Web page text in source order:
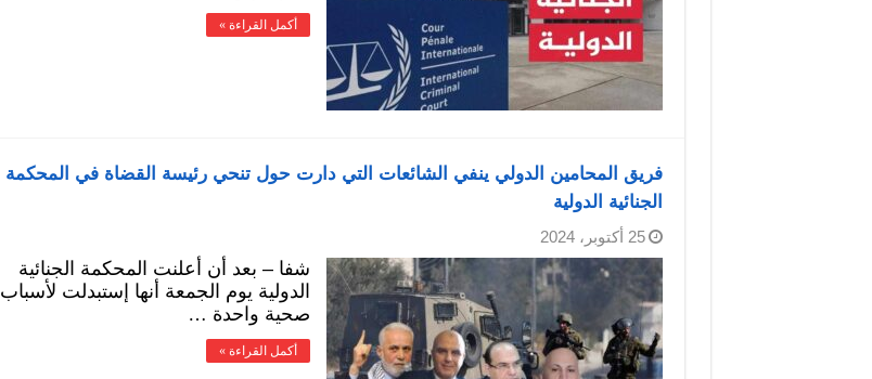
أكمل القراءة »
فريق المحامين الدولي ينفي الشائعات التي دارت حول تنحي رئيسة القضاة في المحكمة
الجنائية الدولية
25 أكتوبر، 2024
شفا – بعد أن أعلنت المحكمة الجنائية
الدولية يوم الجمعة أنها إستبدلت لأسباب
صحية واحدة …
أكمل القراءة »